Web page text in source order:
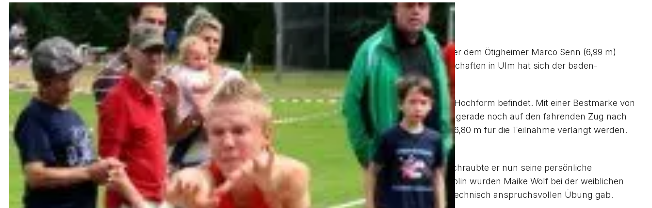
Im Weitsprung der männlichen Jugend A kam Julian Barth wieder einmal dicht an die 7-m-Marke heran. Hinter dem Ötigheimer Marco Senn (6,99 m)
belegte er mit ausgezeichneten 6,97 m den zweiten Platz. Seine Fahrkarte zu den Deutschen Jugendmeisterschaften in Ulm hat sich der baden-
württembergische Hallenmeister schon vor einiger Zeit mit 7,09 m geholt.
Gespannt war man bei der männlichen Jugend B auf den Auftritt von Robin Aichholz, der sich seit Wochen in Hochform befindet. Mit einer Bestmarke von
6,22 m angereist, katapultierte sich der Lorcher auf sensationelle 6,81 m hinaus und sprang damit sozusagen gerade noch auf den fahrenden Zug nach
Ulm; denn schon am Tag darauf war Meldeschluss für die nationalen Titelkämpfe, wo in dieser Altersklasse 6,80 m für die Teilnahme verlangt werden.
Natürlich gewann er mit dieser Weite den Wettkampf.
Auch der gleichaltrige Robin Breymaier verbessert sich in dieser Saison am laufenden Band. Im Dreisprung schraubte er nun seine persönliche
Bestleistung um dreißig Zentimeter nach oben auf 13,18 m und wurde Zweiter. Ebenfalls Zweite in dieser Disziplin wurden Maike Wolf bei der weiblichen
Jugend A mit 10,41 m und Melanie Breymaier, die bei der weiblichen Jugend B mit 9,30 m ihr Debüt in dieser technisch anspruchsvollen Übung gab.